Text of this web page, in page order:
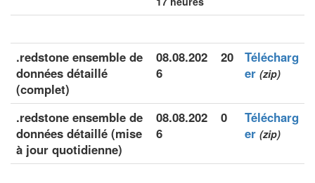
.redstone ensemble de
données détaillé
(complet)
08.08.202
6
20
Télécharg
er (zip)
.redstone ensemble de
données détaillé (mise
à jour quotidienne)
08.08.202
6
0
Télécharg
er (zip)